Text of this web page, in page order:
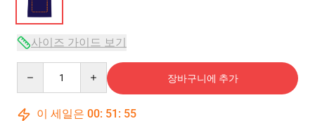
사이즈 가이드 보기
장바구니에 추가
이 세일은 00: 51 : 54